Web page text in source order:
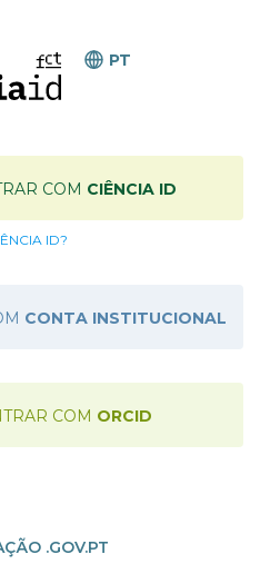
PT
COM CIÊNCIA ID
ID?
CONTA INSTITUCIONAL
COM ORCID
.GOV.PT